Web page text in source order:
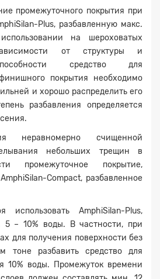
промежуточного покрытия при
Plus, разбавленную макс.
на шероховатых
от структуры и
средство для
покрытия необходимо
и хорошо распределить его
разбавления определяется
неравномерно счищенной
небольших трещин в
промежуточное покрытие,
Compact, разбавленное
AmphiSilan-Plus,
5 – 10% воды. В частности, при
для получения поверхности без
тоне разбавить средство для
10% воды. Промежуток времени